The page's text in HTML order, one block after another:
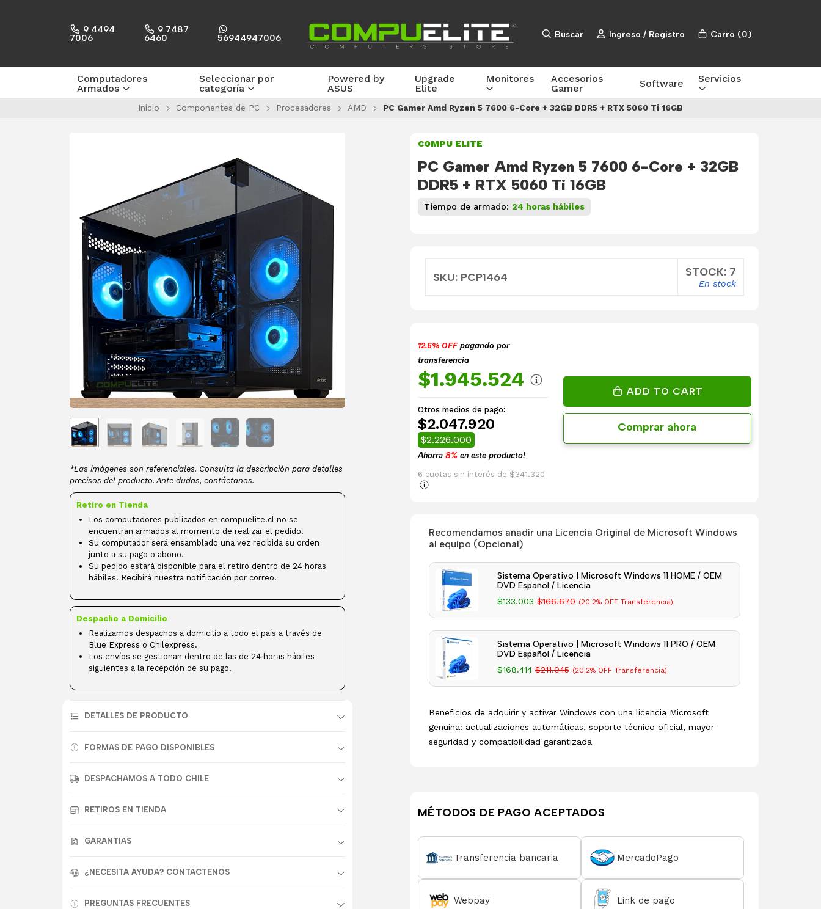
9 4494
7006
9 7487
6460 56944947006 Buscar Ingreso / Registro Carro (0)
Computadores
Armados
Seleccionar por
categoría
Powered by
ASUS
Upgrade
Elite
Monitores
Accesorios
Gamer
Software Servicios
Inicio Componentes de PC Procesadores AMD PC Gamer Amd Ryzen 5 7600 6-Core + 32GB DDR5 + RTX 5060 Ti 16GB
*Las imágenes son referenciales. Consulta la descripción para detalles
precisos del producto. Ante dudas, contáctanos.
Retiro en Tienda
Los computadores publicados en compuelite.cl no se
encuentran armados al momento de realizar el pedido.
Su computador será ensamblado una vez recibida su orden
junto a su pago o abono.
Su pedido estará disponible para el retiro dentro de 24 horas
hábiles. Recibirá nuestra notificación por correo.
Despacho a Domicilio
Realizamos despachos a domicilio a todo el país a través de
Blue Express o Chilexpress.
Los envíos se gestionan dentro de las de 24 horas hábiles
siguientes a la recepción de su pago.
DETALLES DE PRODUCTO
FORMAS DE PAGO DISPONIBLES
DESPACHAMOS A TODO CHILE
RETIROS EN TIENDA
GARANTIAS
¿NECESITA AYUDA? CONTACTENOS
PREGUNTAS FRECUENTES
COMPU ELITE
PC Gamer Amd Ryzen 5 7600 6-Core + 32GB
DDR5 + RTX 5060 Ti 16GB
Tiempo de armado: 24 horas hábiles
SKU: PCP1464 STOCK: 7
En stock
12.6% OFFpagando por
transferencia
$1.945.524
Otros medios de pago:
$2.047.920
$2.226.000
Ahorra 8% en este producto!
6 cuotas sin interés de $341.320
ADD TO CART
Comprar ahora
Recomendamos añadir una Licencia Original de Microsoft Windows
al equipo (Opcional)
Sistema Operativo | Microsoft Windows 11 HOME / OEM
DVD Español / Licencia
$133.003 $166.670 (20.2% OFF Transferencia)
Sistema Operativo | Microsoft Windows 11 PRO / OEM
DVD Español / Licencia
$168.414 $211.045 (20.2% OFF Transferencia)
Beneficios de adquirir y activar Windows con una licencia Microsoft
genuina: actualizaciones automáticas, soporte técnico oficial, mayor
seguridad y compatibilidad garantizada
MÉTODOS DE PAGO ACEPTADOS
Transferencia bancaria MercadoPago
Webpay Link de pago